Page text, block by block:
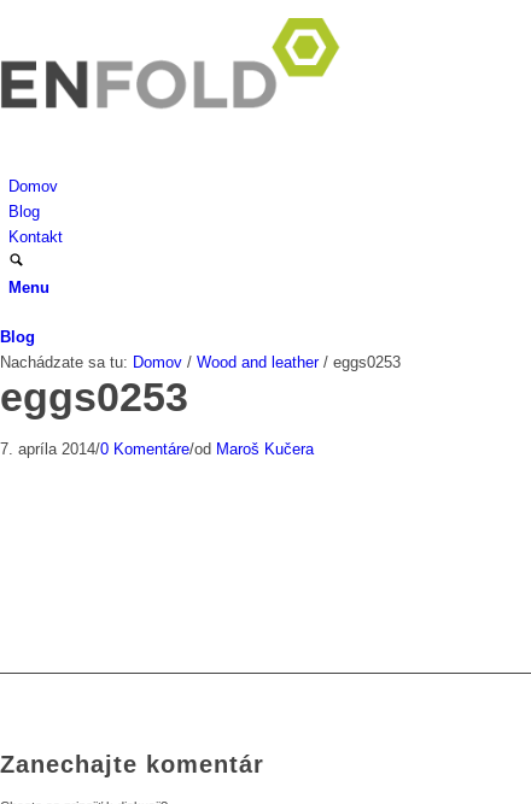
Domov
Blog
Kontakt
Menu
Blog
Nachádzate sa tu: Domov / Wood and leather / eggs0253
eggs0253
7. apríla 2014/0 Komentáre/od Maroš Kučera
Zanechajte komentár